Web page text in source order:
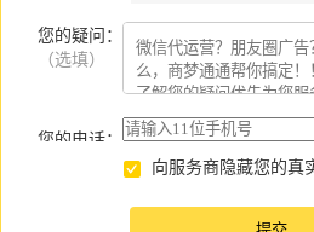
您的疑问
（选填）
：
您的电话：
向服务商隐藏您的真